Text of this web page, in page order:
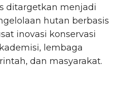
ditargetkan menjadi
hutan berbasis
inovasi konservasi
lembaga
dan masyarakat.